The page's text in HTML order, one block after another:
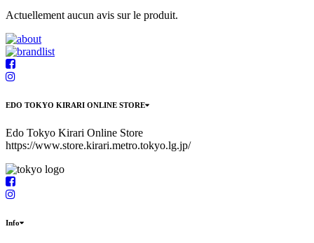
Actuellement aucun avis sur le produit.
EDO TOKYO KIRARI ONLINE STORE
Edo Tokyo Kirari Online Store
https://www.store.kirari.metro.tokyo.lg.jp/
Info